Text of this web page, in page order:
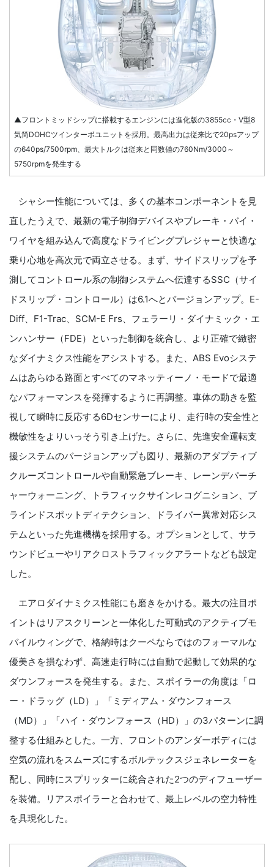
▲フロントミッドシップに搭載するエンジンには進化版の3855cc・V型8
気筒DOHCツインターボユニットを採用。最高出力は従来比で20psアップ
の640ps/7500rpm、最大トルクは従来と同数値の760Nm/3000～
5750rpmを発生する
シャシー性能については、多くの基本コンポーネントを見
直したうえで、最新の電子制御デバイスやブレーキ・バイ・
ワイヤを組み込んで高度なドライビングプレジャーと快適な
乗り心地を高次元で両立させる。まず、サイドスリップを予
測してコントロール系の制御システムへ伝達するSSC（サイ
ドスリップ・コントロール）は6.1へとバージョンアップ。E-
Diff、F1-Trac、SCM-E Frs、フェラーリ・ダイナミック・エ
ンハンサー（FDE）といった制御を統合し、より正確で緻密
なダイナミクス性能をアシストする。また、ABS Evoシステ
ムはあらゆる路面とすべてのマネッティーノ・モードで最適
なパフォーマンスを発揮するように再調整。車体の動きを監
視して瞬時に反応する6Dセンサーにより、走行時の安全性と
機敏性をよりいっそう引き上げた。さらに、先進安全運転支
援システムのバージョンアップも図り、最新のアダプティブ
クルーズコントロールや自動緊急ブレーキ、レーンデパーチ
ャーウォーニング、トラフィックサインレコグニション、ブ
ラインドスポットディテクション、ドライバー異常対応シス
テムといった先進機構を採用する。オプションとして、サラ
ウンドビューやリアクロストラフィックアラートなども設定
した。
エアロダイナミクス性能にも磨きをかける。最大の注目ポ
イントはリアスクリーンと一体化した可動式のアクティブモ
バイルウィングで、格納時はクーペならではのフォーマルな
優美さを損なわず、高速走行時には自動で起動して効果的な
ダウンフォースを発生する。また、スポイラーの角度は「ロ
ー・ドラッグ（LD）」「ミディアム・ダウンフォース
（MD）」「ハイ・ダウンフォース（HD）」の3パターンに調
整する仕組みとした。一方、フロントのアンダーボディには
空気の流れをスムーズにするボルテックスジェネレーターを
配し、同時にスプリッターに統合された2つのディフューザー
を装備。リアスポイラーと合わせて、最上レベルの空力特性
を具現化した。